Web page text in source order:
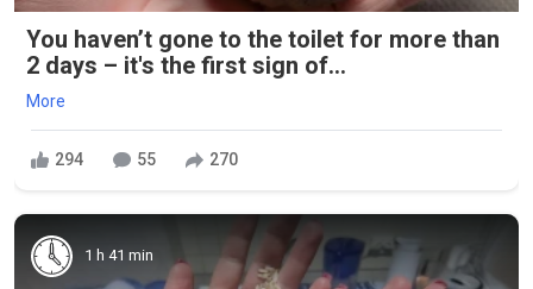
You haven’t gone to the toilet for more than
2 days – it's the first sign of...
More
294 55 270
1 h 41 min